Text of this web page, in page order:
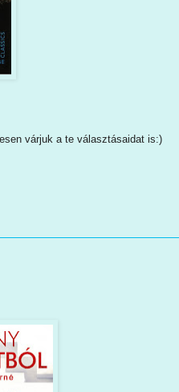
várjuk a te választásaidat is:)